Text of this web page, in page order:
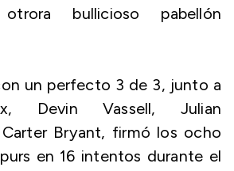
bullicioso pabellón
un perfecto 3 de 3, junto a
Devin Vassell, Julian
Bryant, firmó los ocho
en 16 intentos durante el